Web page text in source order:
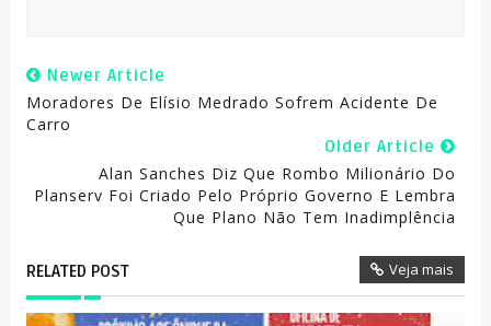
Newer Article
Moradores De Elísio Medrado Sofrem Acidente De
Carro
Older Article
Alan Sanches Diz Que Rombo Milionário Do
Planserv Foi Criado Pelo Próprio Governo E Lembra
Que Plano Não Tem Inadimplência
RELATED POST Veja mais